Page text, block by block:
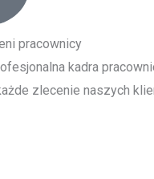
pracownicy
kadra
zlecenie naszych